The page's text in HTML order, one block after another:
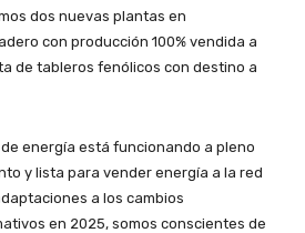
dos nuevas plantas en
con producción 100% vendida a
de tableros fenólicos con destino a
energía está funcionando a pleno
y lista para vender energía a la red
a los cambios
en 2025, somos conscientes de